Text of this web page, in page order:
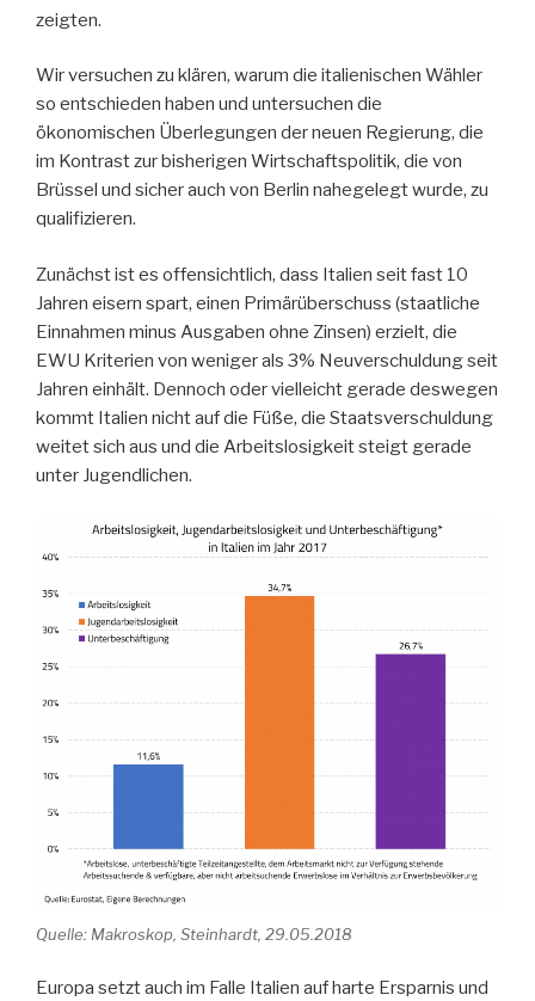
zeigten.
Wir versuchen zu klären, warum die italienischen Wähler
so entschieden haben und untersuchen die
ökonomischen Überlegungen der neuen Regierung, die
im Kontrast zur bisherigen Wirtschaftspolitik, die von
Brüssel und sicher auch von Berlin nahegelegt wurde, zu
qualifizieren.
Zunächst ist es offensichtlich, dass Italien seit fast 10
Jahren eisern spart, einen Primärüberschuss (staatliche
Einnahmen minus Ausgaben ohne Zinsen) erzielt, die
EWU Kriterien von weniger als 3% Neuverschuldung seit
Jahren einhält. Dennoch oder vielleicht gerade deswegen
kommt Italien nicht auf die Füße, die Staatsverschuldung
weitet sich aus und die Arbeitslosigkeit steigt gerade
unter Jugendlichen.
Quelle: Makroskop, Steinhardt, 29.05.2018
Europa setzt auch im Falle Italien auf harte Ersparnis und